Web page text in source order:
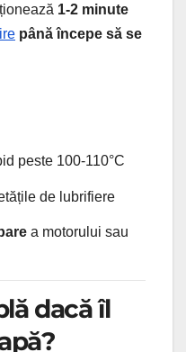
1-2 minute
până începe să se
peste 100-110°C
de lubrifiere
a motorului sau
dacă îl